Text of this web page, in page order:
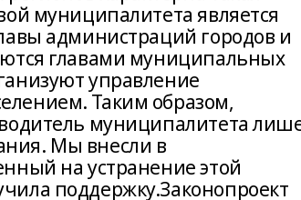
муниципалитета является
администраций городов и
главами муниципальных
управление
Таким образом,
муниципалитета
Мы внесли в
на устранение этой
поддержку.Законопроект